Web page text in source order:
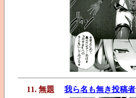
11. 無題 我ら名も無き投稿者